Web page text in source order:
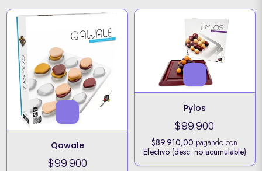
Qawale
$99.900
Pylos
$99.900
$89.910,00 pagando con
Efectivo (desc. no acumulable)